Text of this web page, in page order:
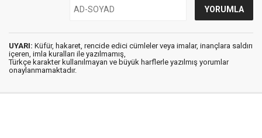
UYARI: Küfür, hakaret, rencide edici cümleler veya imalar, inançlara saldırı
içeren, imla kuralları ile yazılmamış,
Türkçe karakter kullanılmayan ve büyük harflerle yazılmış yorumlar
onaylanmamaktadır.